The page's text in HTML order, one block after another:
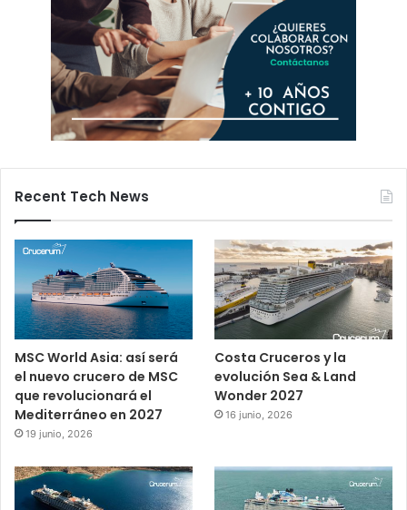
Recent Tech News
MSC World Asia: así será
el nuevo crucero de MSC
que revolucionará el
Mediterráneo en 2027
19 junio, 2026
Costa Cruceros y la
evolución Sea & Land
Wonder 2027
16 junio, 2026